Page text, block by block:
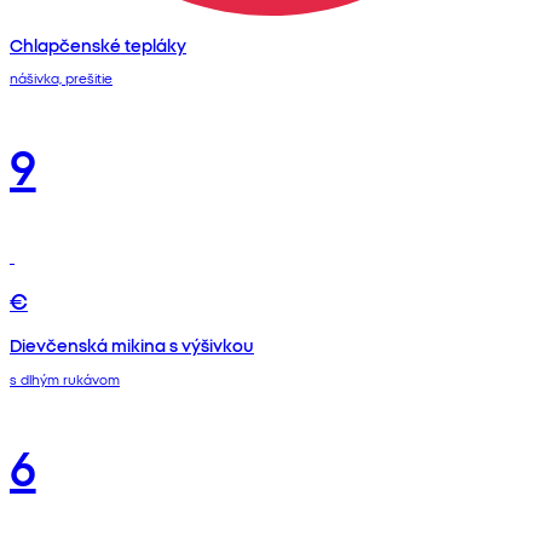
Chlapčenské tepláky
nášivka, prešitie
9
€
Dievčenská mikina s výšivkou
s dlhým rukávom
6